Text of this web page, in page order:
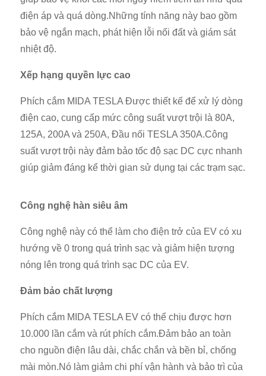
điện áp và quá dòng.Những tính năng này bao gồm
bảo vệ ngắn mạch, phát hiện lỗi nối đất và giám sát
nhiệt độ.
Xếp hạng quyền lực cao
Phích cắm MIDA TESLA Được thiết kế để xử lý dòng
điện cao, cung cấp mức công suất vượt trội là 80A,
125A, 200A và 250A, Đầu nối TESLA 350A.Công
suất vượt trội này đảm bảo tốc độ sạc DC cực nhanh
giúp giảm đáng kể thời gian sử dụng tại các trạm sạc.
Công nghệ hàn siêu âm
Công nghệ này có thể làm cho điện trở của EV có xu
hướng về 0 trong quá trình sạc và giảm hiện tượng
nóng lên trong quá trình sạc DC của EV.
Đảm bảo chất lượng
Phích cắm MIDA TESLA EV có thể chịu được hơn
10.000 lần cắm và rút phích cắm.Đảm bảo an toàn
cho nguồn điện lâu dài, chắc chắn và bền bỉ, chống
mài mòn.Nó làm giảm chi phí vận hành và bảo trì của